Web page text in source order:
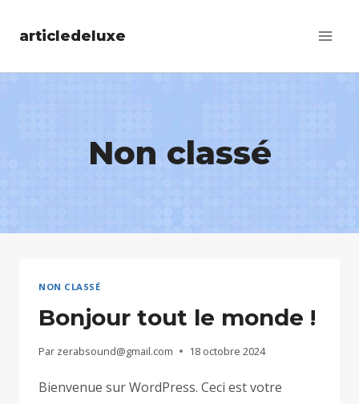
articledeluxe
Non classé
NON CLASSÉ
Bonjour tout le monde !
Par zerabsound@gmail.com 18 octobre 2024
Bienvenue sur WordPress. Ceci est votre